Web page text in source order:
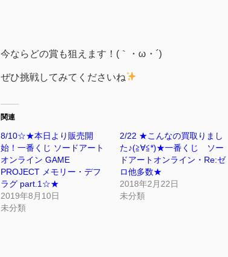
今ならどの賞も狙えます！(｀・ω・´)ゞ
ぜひ挑戦してみてくださいね
関連
8/10☆★本日より販売開
始！一番くじ ソードアート
オンライン GAME
PROJECT メモリー・デフ
ラグ part.1☆★
2019年8月10日
未分類
2/22 ★こんなの買取りまし
た♪(≧∀≦*)★一番くじ ソー
ドアートオンライン・Re:ゼ
ロ他多数★
2018年2月22日
未分類